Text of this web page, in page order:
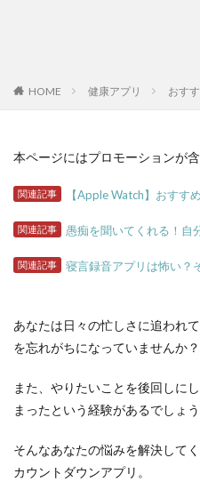
HOME 健康アプリ おす
本ページにはプロモーションが含
関連記事 【Apple Watch】おすす
関連記事 愚痴を聞いてくれる！自
関連記事 寝言録音アプリは怖い？
あなたは日々の忙しさに追われ
を忘れがちになっていませんか？
また、やりたいことを後回しに
まったという経験があるでしょう
そんなあなたの悩みを解決して
カウントダウンアプリ。